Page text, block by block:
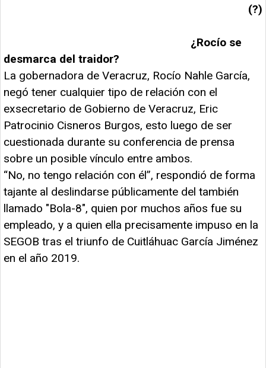
(?)
¿Rocío se
desmarca del traidor?
La gobernadora de Veracruz, Rocío Nahle García,
negó tener cualquier tipo de relación con el
exsecretario de Gobierno de Veracruz, Eric
Patrocinio Cisneros Burgos, esto luego de ser
cuestionada durante su conferencia de prensa
sobre un posible vínculo entre ambos.
“No, no tengo relación con él”, respondió de forma
tajante al deslindarse públicamente del también
llamado "Bola-8", quien por muchos años fue su
empleado, y a quien ella precisamente impuso en la
SEGOB tras el triunfo de Cuitláhuac García Jiménez
en el año 2019.